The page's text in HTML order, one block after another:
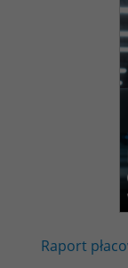
Raport